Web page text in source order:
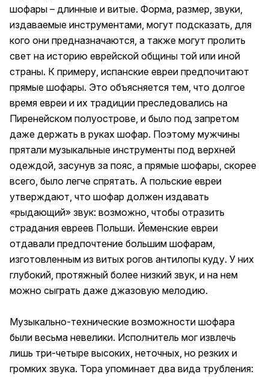
шофары – длинные и витые. Форма, размер, звуки,
издаваемые инструментами, могут подсказать, для
кого они предназначаются, а также могут пролить
свет на историю еврейской общины той или иной
страны. К примеру, испанские евреи предпочитают
прямые шофары. Это объясняется тем, что долгое
время евреи и их традиции преследовались на
Пиренейском полуострове, и было под запретом
даже держать в руках шофар. Поэтому мужчины
прятали музыкальные инструменты под верхней
одеждой, засунув за пояс, а прямые шофары, скорее
всего, было легче спрятать. А польские евреи
утверждают, что шофар должен издавать
«рыдающий» звук: возможно, чтобы отразить
страдания евреев Польши. Йеменские евреи
отдавали предпочтение большим шофарам,
изготовленным из витых рогов антилопы куду. У них
глубокий, протяжный более низкий звук, и на нем
можно сыграть даже джазовую мелодию.
Музыкально-технические возможности шофара
были весьма невелики. Исполнитель мог извлечь
лишь три-четыре высоких, неточных, но резких и
громких звука. Тора упоминает два вида трубления: